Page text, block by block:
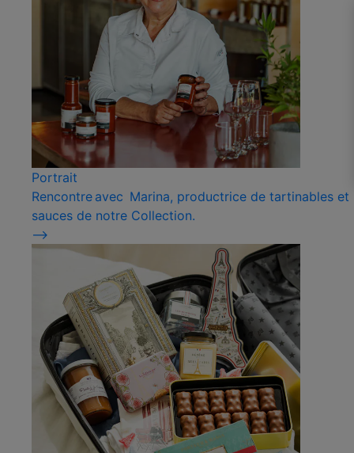
Portrait
Rencontre avec Marina, productrice de tartinables et
sauces de notre Collection.
⟶